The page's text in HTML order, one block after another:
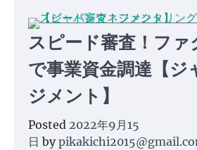
スピード審査！フ
で事業資金調達【ジ
ジメント】
Posted 2022年9月15
日 by